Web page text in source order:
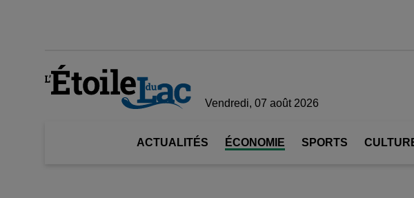
Vendredi, 07 août 2026
ACTUALITÉS ÉCONOMIE SPORTS